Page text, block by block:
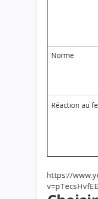
Norme
Réaction au
https://